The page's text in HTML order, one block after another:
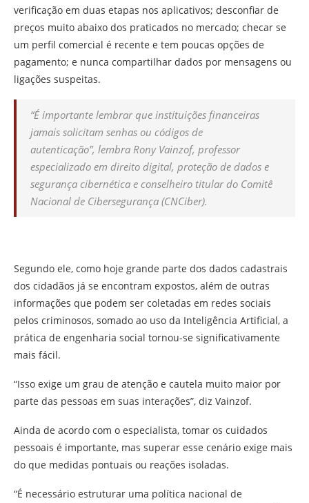
verificação em duas etapas nos aplicativos; desconfiar de
preços muito abaixo dos praticados no mercado; checar se
um perfil comercial é recente e tem poucas opções de
pagamento; e nunca compartilhar dados por mensagens ou
ligações suspeitas.
“É importante lembrar que instituições financeiras
jamais solicitam senhas ou códigos de
autenticação”, lembra Rony Vainzof, professor
especializado em direito digital, proteção de dados e
segurança cibernética e conselheiro titular do Comitê
Nacional de Cibersegurança (CNCiber).
Segundo ele, como hoje grande parte dos dados cadastrais
dos cidadãos já se encontram expostos, além de outras
informações que podem ser coletadas em redes sociais
pelos criminosos, somado ao uso da Inteligência Artificial, a
prática de engenharia social tornou-se significativamente
mais fácil.
“Isso exige um grau de atenção e cautela muito maior por
parte das pessoas em suas interações”, diz Vainzof.
Ainda de acordo com o especialista, tomar os cuidados
pessoais é importante, mas superar esse cenário exige mais
do que medidas pontuais ou reações isoladas.
“É necessário estruturar uma política nacional de